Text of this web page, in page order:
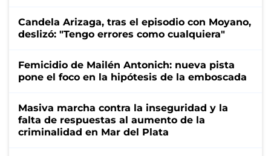
Candela Arizaga, tras el episodio con Moyano,
deslizó: "Tengo errores como cualquiera"
Femicidio de Mailén Antonich: nueva pista
pone el foco en la hipótesis de la emboscada
Masiva marcha contra la inseguridad y la
falta de respuestas al aumento de la
criminalidad en Mar del Plata